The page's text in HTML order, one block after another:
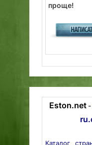
проще!
Eston.net-
Каталог